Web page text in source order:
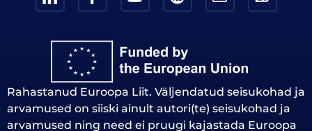
Rahastanud Euroopa Liit. Väljendatud seisukohad ja
arvamused on siiski ainult autori(te) seisukohad ja
arvamused ning need ei pruugi kajastada Euroopa